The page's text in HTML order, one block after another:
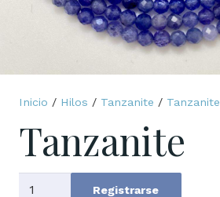
Inicio / Hilos / Tanzanite / Tanzanite
Tanzanite
Tanzanite
Registrarse